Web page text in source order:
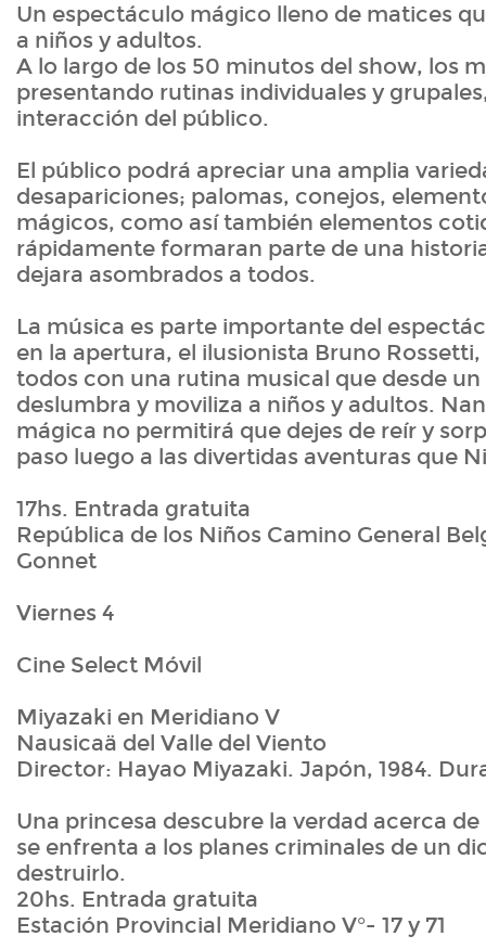
Un espectáculo mágico lleno de matices
a niños y adultos.
A lo largo de los 50 minutos del show, los
presentando rutinas individuales y
interacción del público.
El público podrá apreciar una amplia
desapariciones; palomas, conejos,
mágicos, como así también elementos
rápidamente formaran parte de una
dejara asombrados a todos.
La música es parte importante del
en la apertura, el ilusionista Bruno
todos con una rutina musical que desde
deslumbra y moviliza a niños y adultos.
mágica no permitirá que dejes de reír y
paso luego a las divertidas aventuras que
17hs. Entrada gratuita
República de los Niños Camino General
Gonnet
Viernes 4
Cine Select Móvil
Miyazaki en Meridiano V
Nausicaä del Valle del Viento
Director: Hayao Miyazaki. Japón, 1984.
Una princesa descubre la verdad acerca
se enfrenta a los planes criminales de un
destruirlo.
20hs. Entrada gratuita
Estación Provincial Meridiano V°- 17 y 71